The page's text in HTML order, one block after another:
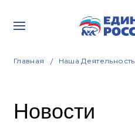
Главная Наша Деятельность
Новости